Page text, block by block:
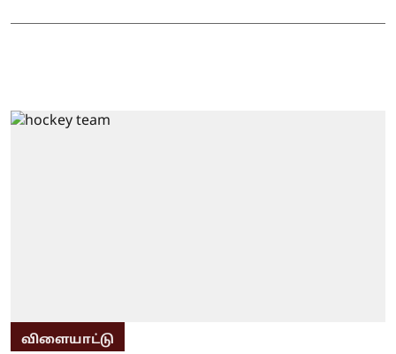
விளையாட்டு